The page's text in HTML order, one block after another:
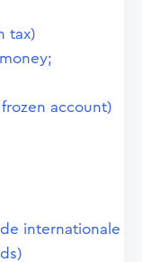
tax)
account)
internationale